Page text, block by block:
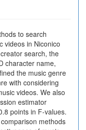
to search
videos in Niconico
search, the
character name,
the music genre
with considering
videos. We also
estimator
points in F-values.
methods